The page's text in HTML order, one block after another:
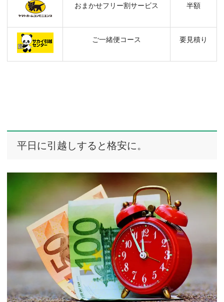
おまかせフリー割サービス 半額
ご一緒便コース 要見積り
平日に引越しすると格安に。